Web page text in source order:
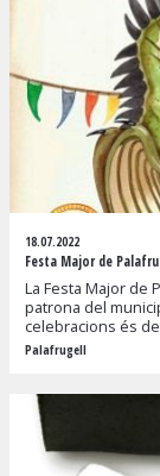
18.07.2022
Festa Major de
La Festa Major de
patrona del
celebracions és
Palafrugell